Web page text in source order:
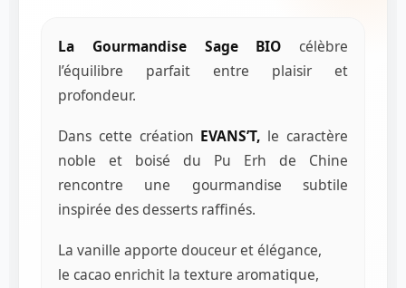
La Gourmandise Sage BIO célèbre
l’équilibre parfait entre plaisir et
profondeur.
Dans cette création EVANS’T, le caractère
noble et boisé du Pu Erh de Chine
rencontre une gourmandise subtile
inspirée des desserts raffinés.
La vanille apporte douceur et élégance,
le cacao enrichit la texture aromatique,